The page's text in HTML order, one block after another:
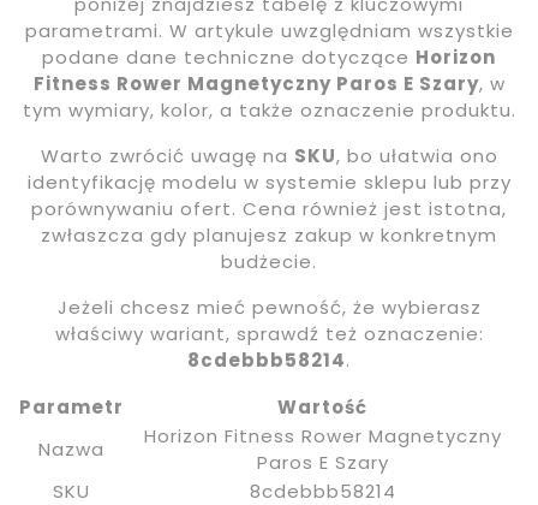
parametrami. W artykule uwzględniam wszystkie
podane dane techniczne dotyczące Horizon
Fitness Rower Magnetyczny Paros E Szary, w
tym wymiary, kolor, a także oznaczenie produktu.
Warto zwrócić uwagę na SKU, bo ułatwia ono
identyfikację modelu w systemie sklepu lub przy
porównywaniu ofert. Cena również jest istotna,
zwłaszcza gdy planujesz zakup w konkretnym
budżecie.
Jeżeli chcesz mieć pewność, że wybierasz
właściwy wariant, sprawdź też oznaczenie:
8cdebbb58214.
Parametr
Wartość
Nazwa
Horizon Fitness Rower Magnetyczny
Paros E Szary
SKU
8cdebbb58214